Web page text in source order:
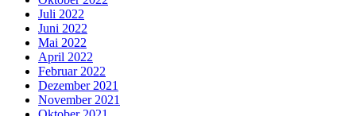
Juli 2022
Juni 2022
Mai 2022
April 2022
Februar 2022
Dezember 2021
November 2021